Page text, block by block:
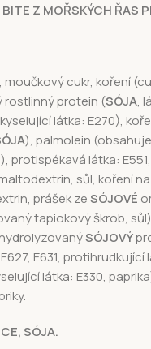
Z MOŘSKÝCH ŘAS
moučkový cukr, koření
rostlinný protein (SÓJA,
látka: E270),
), palmolein
protispékavá látka:
sůl, koření
prášek zeSÓJOVÉ
tapiokový škrob,
SÓJOVÝ
E631, protihrudkující
látka: E330,
SÓJA.